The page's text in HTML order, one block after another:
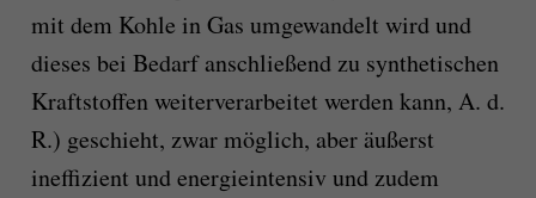
mit dem Kohle in Gas umgewandelt wird und
dieses bei Bedarf anschließend zu synthetischen
Kraftstoffen weiterverarbeitet werden kann, A. d.
R.) geschieht, zwar möglich, aber äußerst
ineffizient und energieintensiv und zudem